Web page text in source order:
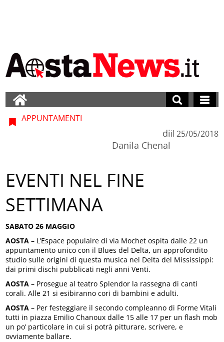
APPUNTAMENTI
di
Danila Chenal
il 25/05/2018
EVENTI NEL FINE
SETTIMANA
SABATO 26 MAGGIO
AOSTA – L’Espace populaire di via Mochet ospita dalle 22 un
appuntamento unico con il Blues del Delta, un approfondito
studio sulle origini di questa musica nel Delta del Mississippi:
dai primi dischi pubblicati negli anni Venti.
AOSTA – Prosegue al teatro Splendor la rassegna di canti
corali. Alle 21 si esibiranno cori di bambini e adulti.
AOSTA – Per festeggiare il secondo compleanno di Forme Vitali
tutti in piazza Emilio Chanoux dalle 15 alle 17 per un flash mob
un po’ particolare in cui si potrà pitturare, scrivere, e
ovviamente ballare.